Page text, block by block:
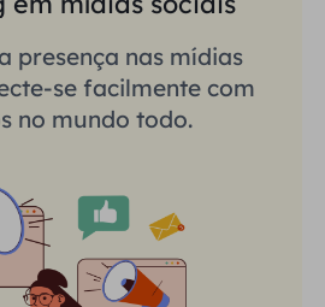
presença nas mídias
se facilmente com
no mundo todo.